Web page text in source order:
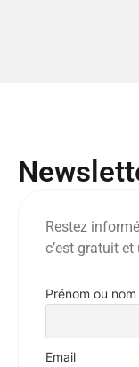
Restez
c’est gratuit et
Prénom ou
Email